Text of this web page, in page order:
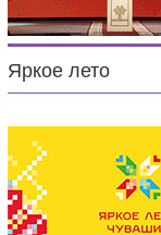
Яркое лето